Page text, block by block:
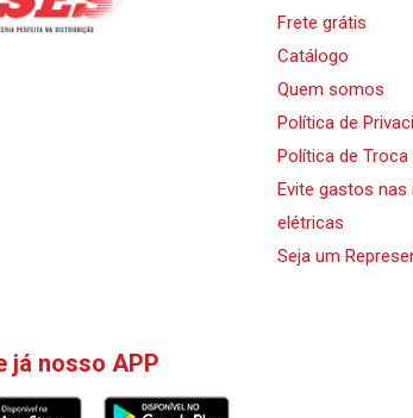
Frete grátis
Catálogo
Quem somos
Política de
Política de Troca
Evite gastos nas
elétricas
Seja um
já nosso APP